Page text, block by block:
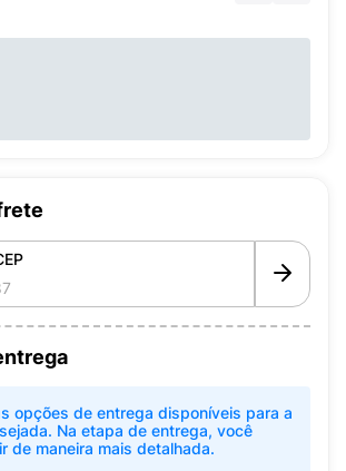
opções de entrega disponíveis para a
Na etapa de entrega, você
de maneira mais detalhada.